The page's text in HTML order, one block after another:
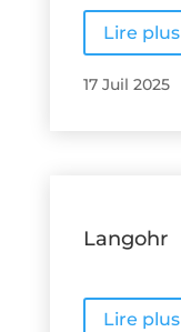
Lire plus
17 Juil 2025
Langohr
Lire plus